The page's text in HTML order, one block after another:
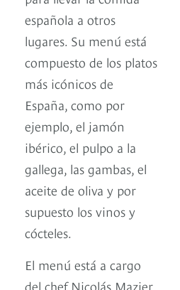
española a otros
lugares. Su menú está
compuesto de los platos
más icónicos de
España, como por
ejemplo, el jamón
ibérico, el pulpo a la
gallega, las gambas, el
aceite de oliva y por
supuesto los vinos y
cócteles.
El menú está a cargo
del chef Nicolás Mazier,